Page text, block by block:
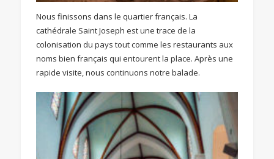
Nous finissons dans le quartier français. La
cathédrale Saint Joseph est une trace de la
colonisation du pays tout comme les restaurants aux
noms bien français qui entourent la place. Après une
rapide visite, nous continuons notre balade.